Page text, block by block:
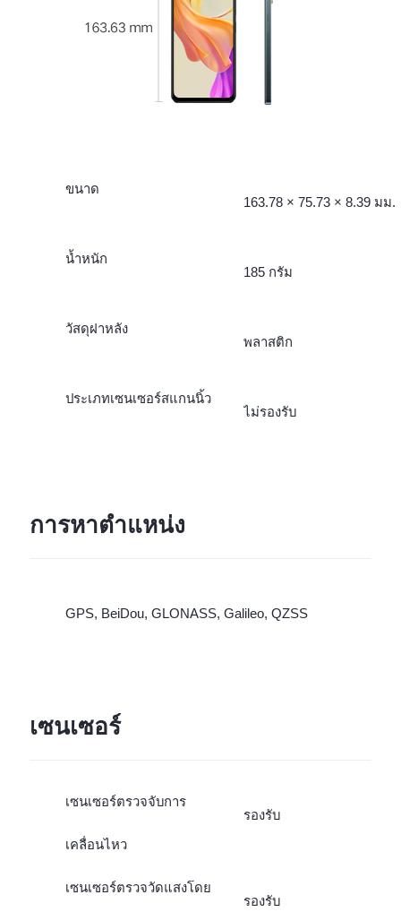
ขนาด
163.78 × 75.73 × 8.39 มม.
น้ำหนัก
185 กรัม
วัสดุฝาหลัง
พลาสติก
ประเภทเซนเซอร์สแกนนิ้ว
ไม่รองรับ
การหาตำแหน่ง
GPS, BeiDou, GLONASS, Galileo, QZSS
เซนเซอร์
เซนเซอร์ตรวจจับการ
เคลื่อนไหว
รองรับ
เซนเซอร์ตรวจวัดแสงโดย
รองรับ